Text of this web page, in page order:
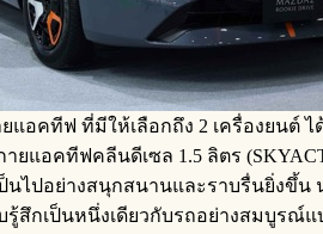
คทีฟ ที่มีให้เลือกถึง 2 เครื่องยนต์ ไ
แอคทีฟคลีนดีเซล 1.5 ลิตร
ไปอย่างสนุกสนานและราบรื่นยิ่งขึ้
สึกเป็นหนึ่งเดียวกับรถอย่างสมบูร